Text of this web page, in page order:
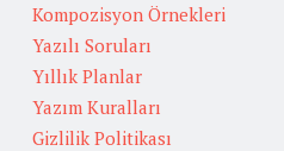
Kompozisyon Örnekleri
Yazılı Soruları
Yıllık Planlar
Yazım Kuralları
Gizlilik Politikası